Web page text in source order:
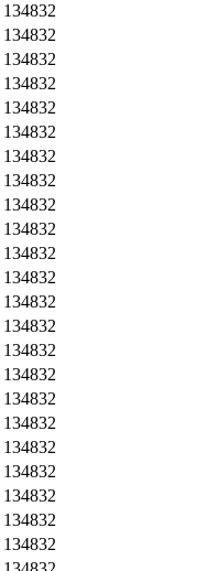
134832
134832
134832
134832
134832
134832
134832
134832
134832
134832
134832
134832
134832
134832
134832
134832
134832
134832
134832
134832
134832
134832
134832